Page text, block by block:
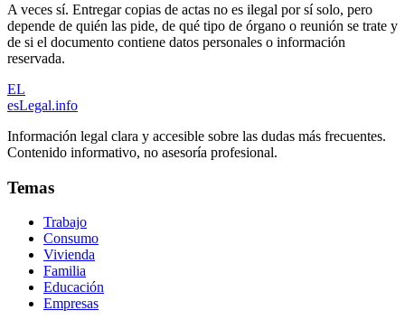
A veces sí. Entregar copias de actas no es ilegal por sí solo, pero
depende de quién las pide, de qué tipo de órgano o reunión se trate y
de si el documento contiene datos personales o información
reservada.
EL
esLegal.info
Información legal clara y accesible sobre las dudas más frecuentes.
Contenido informativo, no asesoría profesional.
Temas
Trabajo
Consumo
Vivienda
Familia
Educación
Empresas